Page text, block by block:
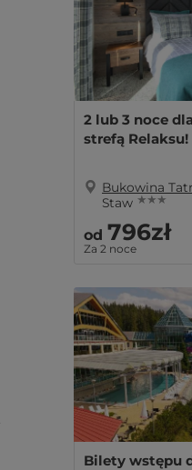
2 lub 3 noce
strefą Relaksu!
Bukowina
Staw ★ ★ ★
od 796zł
Za 2 noce
Bilety wstępu